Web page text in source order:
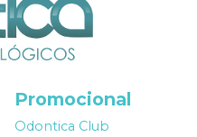
Promocional
Odontica Club